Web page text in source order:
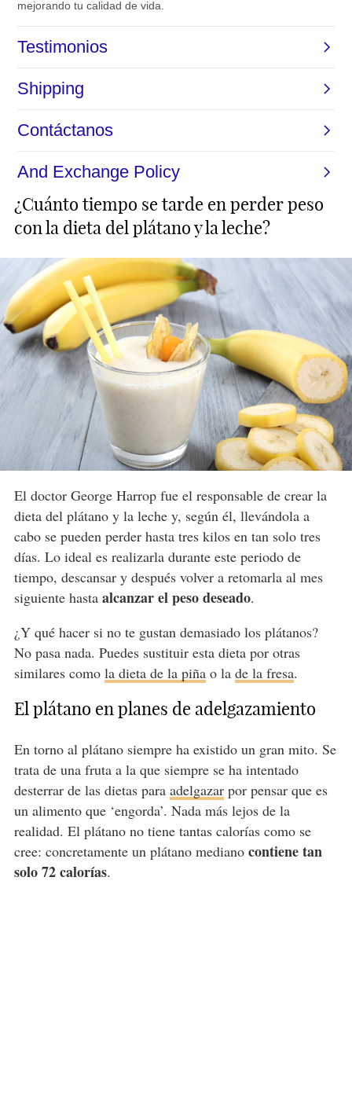
¿Cuánto tiempo se tarde en perder peso
con la dieta del plátano y la leche?
El doctor George Harrop fue el responsable de crear la
dieta del plátano y la leche y, según él, llevándola a
cabo se pueden perder hasta tres kilos en tan solo tres
días. Lo ideal es realizarla durante este periodo de
tiempo, descansar y después volver a retomarla al mes
siguiente hastaalcanzar el peso deseado.
¿Y qué hacer si no te gustan demasiado los plátanos?
No pasa nada. Puedes sustituir esta dieta por otras
similares como la dieta de la piñao la de la fresa.
El plátano en planes de adelgazamiento
En torno al plátano siempre ha existido un gran mito. Se
trata de una fruta a la que siempre se ha intentado
desterrar de las dietas para adelgazarpor pensar que es
un alimento que ‘engorda’. Nada más lejos de la
realidad. El plátano no tiene tantas calorías como se
cree: concretamente un plátano mediano contiene tan
solo 72 calorías.